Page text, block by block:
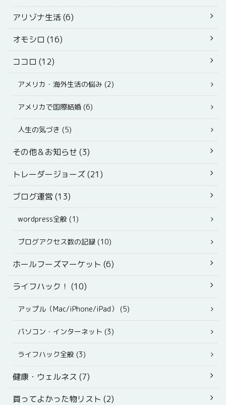
アリゾナ生活 (6)
オモシロ (16)
ココロ (12)
アメリカ・海外生活の悩み (2)
アメリカで国際結婚 (6)
人生の気づき (5)
その他＆お知らせ (3)
トレーダージョーズ (21)
ブログ運営 (13)
wordpress全般 (1)
ブログアクセス数の記録 (10)
ホールフーズマーケット (6)
ライフハック！ (10)
アップル（Mac/iPhone/iPad） (5)
パソコン・インターネット (3)
ライフハック全般 (3)
健康・ウェルネス (7)
買ってよかった物リスト (2)